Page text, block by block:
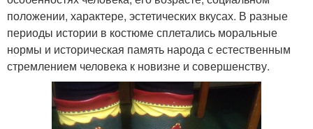
положении, характере, эстетических вкусах. В разные
периоды истории в костюме сплетались моральные
нормы и историческая память народа с естественным
стремлением человека к новизне и совершенству.